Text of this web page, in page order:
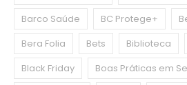
Barco Saúde
BC Protege+
Bera Folia
Bets Biblioteca
Black Friday
Boas Práticas em